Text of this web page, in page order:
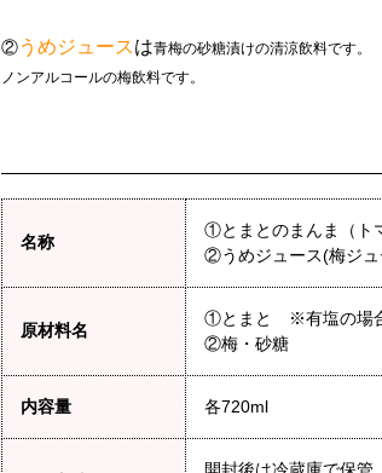
②うめジュースは青梅の砂糖漬けの清涼飲料です。
ノンアルコールの梅飲料です。
名称
①とまとのまんま（ト
②うめジュース(梅ジュ
原材料名
①とまと ※有塩の場
②梅・砂糖
内容量 各720ml